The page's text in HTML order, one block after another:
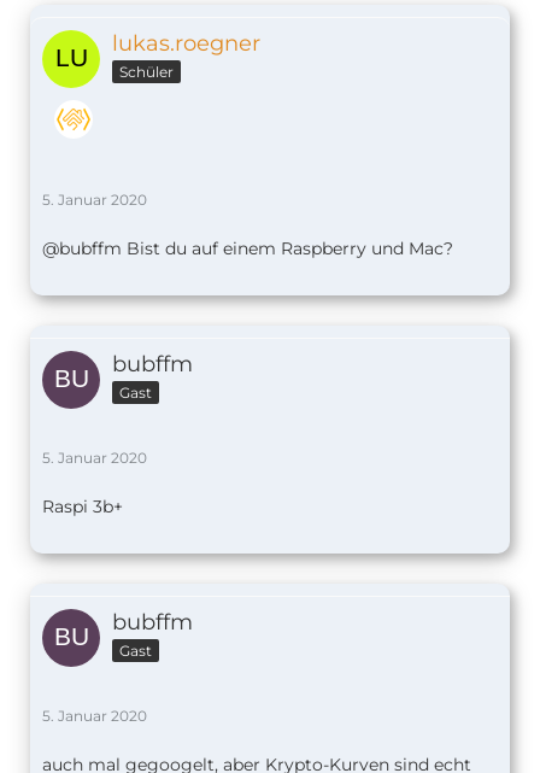
lukas.roegner
Schüler
5. Januar 2020
@bubffm Bist du auf einem Raspberry und Mac?
bubffm
Gast
5. Januar 2020
Raspi 3b+
bubffm
Gast
5. Januar 2020
auch mal gegoogelt, aber Krypto-Kurven sind echt